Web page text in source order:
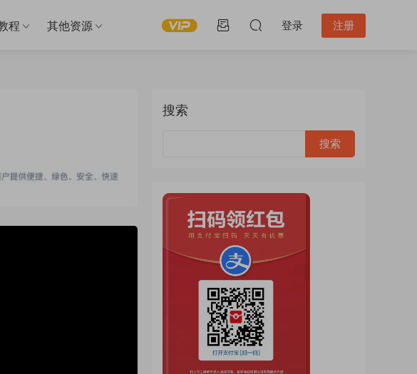
程 其他资源 登录 注册
搜索